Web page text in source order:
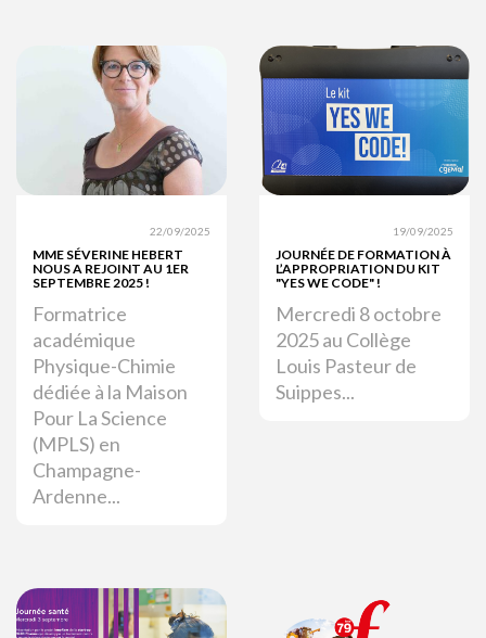
22/09/2025
MME SÉVERINE HEBERT
NOUS A REJOINT AU 1ER
SEPTEMBRE 2025 !
Formatrice
académique
Physique-Chimie
dédiée à la Maison
Pour La Science
(MPLS) en
Champagne-
Ardenne...
19/09/2025
JOURNÉE DE FORMATION À
L’APPROPRIATION DU KIT
"YES WE CODE" !
Mercredi 8 octobre
2025 au Collège
Louis Pasteur de
Suippes...